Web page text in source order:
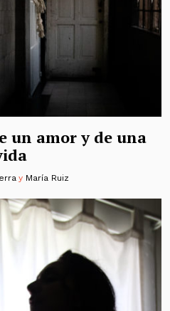
un amor y de una
y María Ruiz